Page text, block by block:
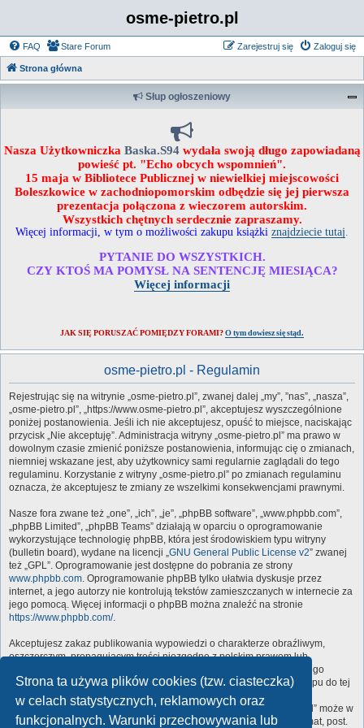
Strona ta używa plików cookies (tzw. ciasteczka)
w celach statystycznych, reklamowych oraz
funkcjonalnych. Warunki przechowywania lub
osme-pietro.pl
FAQ Zaloguj się
Zarejestruj się
Stare Forum
Strona główna
Słup ogłoszeniowy
Nasza Użytkowniczka Baska.S94 wydała swoją długo zapowiadaną
powieść pt. "Echo obcych wspomnień".
15 maja w Bibliotece Publicznej w niewielkiej miejscowości
Boleszkowice w zachodniopomorskim odbędzie się jej pierwsza
prezentacja połączona z wieczorem autorskim.
Wszystkich chętnych serdecznie zapraszamy.
Więcej informacji, w tym o możliwości zakupu książki znajdziecie tutaj
PYTANIE DO WSZYSTKICH.
CZY KTOŚ MA POMYSŁ NA SENTENCJĘ MIESIĄCA?
Więcej informacji
JAK SIĘ PORUSZAĆ POMIĘDZY FORAMI? O tym dowiesz się stąd.
osme-pietro.pl - Regulamin
Rejestrując się na witrynie „osme-pietro.pl”, zwanej dalej „my”, ”nas”, „nasza”,
„osme-pietro.pl”, „https://www.osme-pietro.pl”, akceptujesz wyszczególnione
poniżej postanowienia. Jeśli ich nie akceptujesz, opuść to miejsce, naciskając
przycisk „Nie akceptuję”. Administracja witryny „osme-pietro.pl” ma prawo w
dowolnym czasie zmienić poniższe postanowienia, informując cię o zmianach,
niemniej wskazane jest, aby użytkownicy sami regularnie zaglądali do tego
regulaminu. Korzystanie z witryny „osme-pietro.pl” po zmianach regulaminu
oznacza, że akceptujesz te zmiany ze wszelkimi konsekwencjami prawnymi.
Nasze fora zwane też „one”, „ich”, „je”, „phpBB software”, „www.phpbb.com”,
„phpBB Limited”, „phpBB Teams” działają w oparciu o oprogramowanie
wykorzystujące technologię phpBB, która jest środowiskiem typu witryny
(bulletin board), wydane na licencji „GNU General Public License v2” zwanej
też „GPL”. Oprogramowanie jest dostępne do pobrania ze strony
www.phpbb.com. Oprogramowanie phpBB tylko ułatwia dyskusje przez
internet, a jego autorzy nie kontrolują tekstów zamieszczanych w internecie za
jego pomocą. Więcej informacji o phpBB można znaleźć na stronie
https://www.phpbb.com/.
Akceptujesz zakaz publikowania wypowiedzi o charakterze obraźliwym,
oszczerczym, propagującym treści niezgodne z polskim prawem lub
naruszającym cudze prawa autorskie i dobra osobiste. Naruszenie tego
zakazu może skutkować dla ciebie całkowitym zablokowaniem dostępu do tej
witryny, a twój dostawca internetu zostanie powiadomiony o twoim
niewłaściwym zachowaniu. Wyrażasz zgodę na to, że „osme-pietro.pl” może w
każdej chwili usunąć, zmienić, przenieść lub zamknąć każdy twój temat, post.